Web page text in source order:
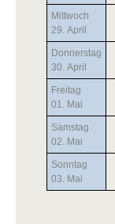
Mittwoch
29. April
Donnerstag
30. April
Freitag
01. Mai
Samstag
02. Mai
Sonntag
03. Mai